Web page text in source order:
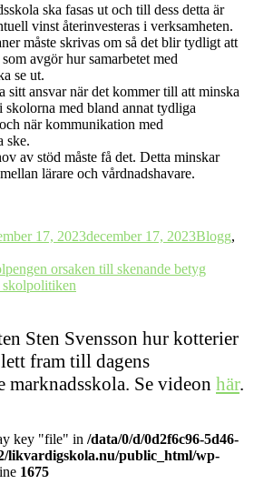
ska fasas ut och till dess detta är
vinst återinvesteras i verksamheten.
måste skrivas om så det blir tydligt att
avgör hur samarbetet med
se ut.
sitt ansvar när det kommer till att minska
med bland annat tydliga
när kommunikation med
ske.
av stöd måste få det. Detta minskar
lärare och vårdnadshavare.
17, 2023december 17, 2023Blogg,
orsaken till skenande betyg
Sten Svensson hur kotterier
fram till dagens
marknadsskola. Se videon här.
key "file" in /data/0/d/0d2f6c96-5d46-
likvardigskola.nu/public_html/wp-
1675